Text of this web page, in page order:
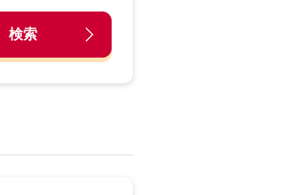
検索